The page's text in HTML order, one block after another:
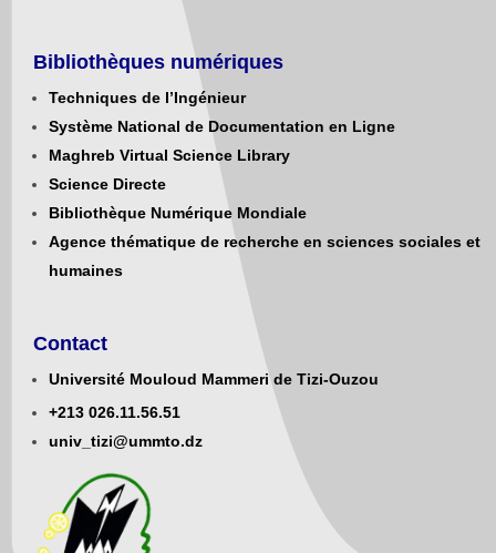
Bibliothèques numériques
Techniques de l’Ingénieur
Système National de Documentation en Ligne
Maghreb Virtual Science Library
Science Directe
Bibliothèque Numérique Mondiale
Agence thématique de recherche en sciences sociales et
humaines
Contact
Université Mouloud Mammeri de Tizi-Ouzou
+213 026.11.56.51
univ_tizi@ummto.dz